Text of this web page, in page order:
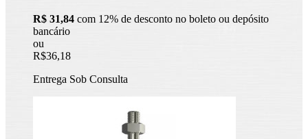
R$ 31,84 com 12% de desconto no boleto ou depósito
bancário
ou
R$36,18
Entrega Sob Consulta